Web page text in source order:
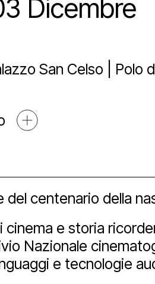
Lo staff
Affitta
Progetti
Archivio
Art Bonus
Open
Dicembre
San Celso | Polo
del centenario della
e storia
Nazionale
e tecnologie